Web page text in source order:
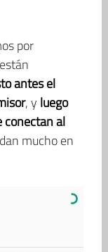
por
antes el
, y luego
conectan al
mucho en